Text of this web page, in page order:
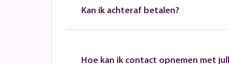
Kan ik achteraf betalen?
Hoe kan ik contact opnemen met